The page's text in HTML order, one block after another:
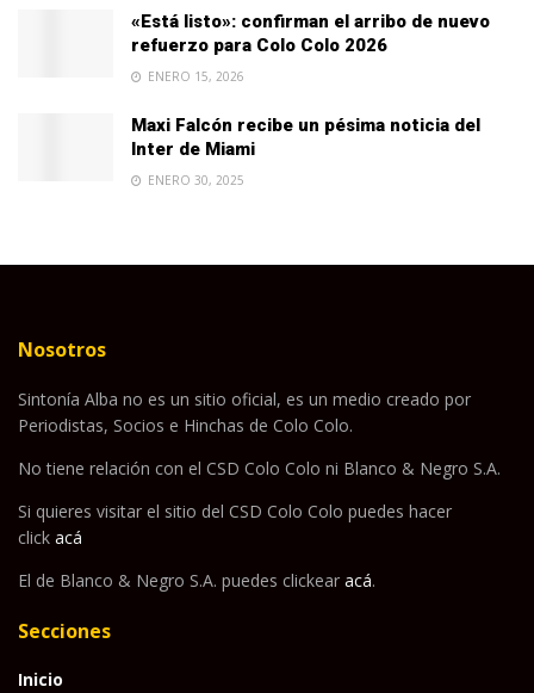
«Está listo»: confirman el arribo de nuevo
refuerzo para Colo Colo 2026
ENERO 15, 2026
Maxi Falcón recibe un pésima noticia del
Inter de Miami
ENERO 30, 2025
Nosotros
Sintonía Alba no es un sitio oficial, es un medio creado por
Periodistas, Socios e Hinchas de Colo Colo.
No tiene relación con el CSD Colo Colo ni Blanco & Negro S.A.
Si quieres visitar el sitio del CSD Colo Colo puedes hacer
click acá
El de Blanco & Negro S.A. puedes clickear acá.
Secciones
Inicio